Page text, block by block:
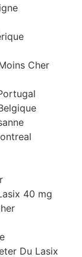
Cher
40 mg
Du Lasix